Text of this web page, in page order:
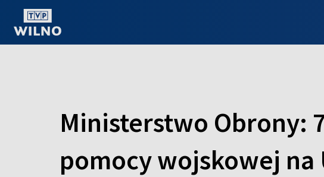
Ministerstwo Obrony:
pomocy wojskowej na